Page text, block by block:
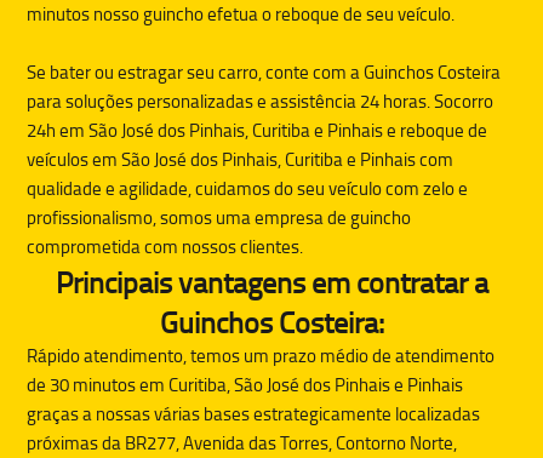
minutos nosso guincho efetua o reboque de seu veículo.
Se bater ou estragar seu carro, conte com aGuinchos Costeira
para soluções personalizadas e assistência 24 horas. Socorro
24h em São José dos Pinhais, Curitiba e Pinhais e reboque de
veículos em São José dos Pinhais, Curitiba e Pinhais com
qualidade e agilidade, cuidamos do seu veículo com zelo e
profissionalismo, somos uma empresa de guincho
comprometida com nossos clientes.
Principais vantagens em contratar a
Guinchos Costeira:
Rápido atendimento, temos um prazo médio de atendimento
de 30 minutos em Curitiba, São José dos Pinhais e Pinhais
graças a nossas várias bases estrategicamente localizadas
próximas da BR277, Avenida das Torres, Contorno Norte,